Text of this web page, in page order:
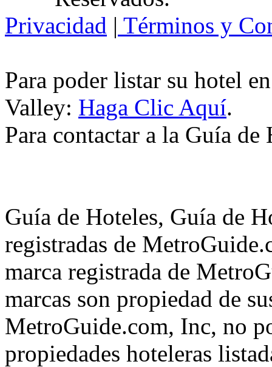
Privacidad | Términos y
Para poder listar su hotel
Valley: Haga Clic Aquí.
Para contactar a la Guía
Guía de Hoteles, Guía de
registradas de
marca registrada de
marcas son propiedad de
MetroGuide.com, Inc, no
propiedades hoteleras